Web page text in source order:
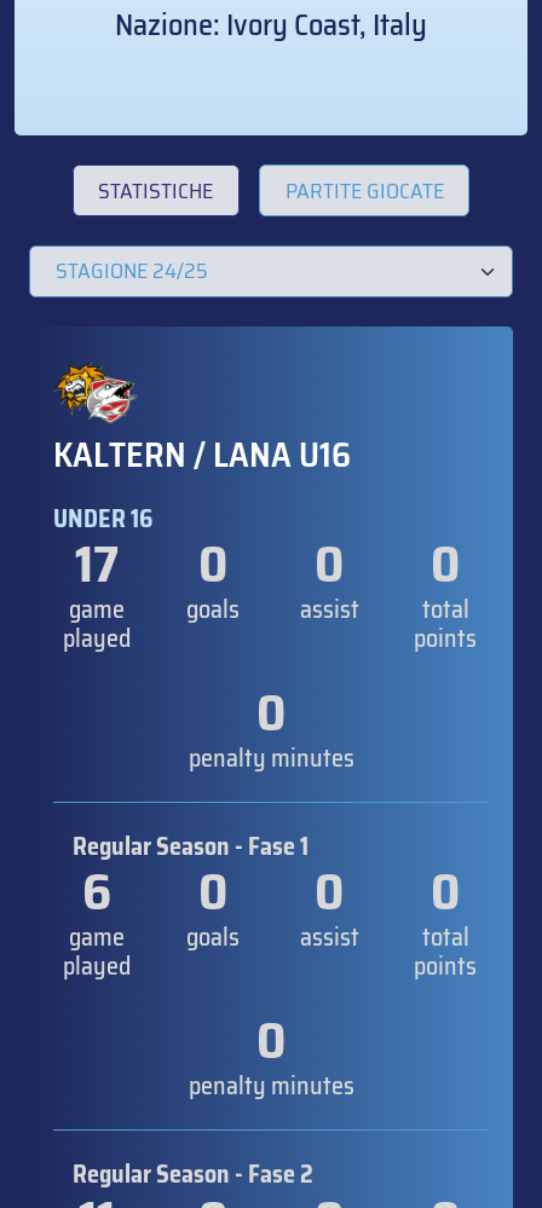
Nazione: Ivory Coast, Italy
STATISTICHE PARTITE GIOCATE
KALTERN / LANA U16
UNDER 16
17
game
played
0
goals
0
assist
0
total
points
0
penalty minutes
Regular Season - Fase 1
6
game
played
0
goals
0
assist
0
total
points
0
penalty minutes
Regular Season - Fase 2